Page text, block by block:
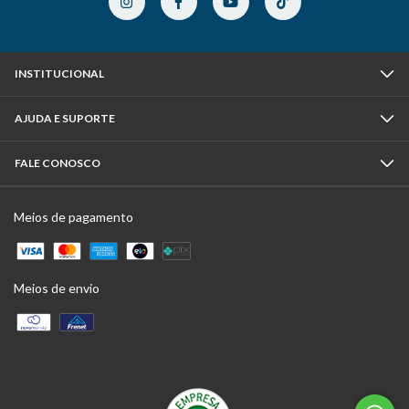
INSTITUCIONAL
AJUDA E SUPORTE
FALE CONOSCO
Meios de pagamento
Meios de envio